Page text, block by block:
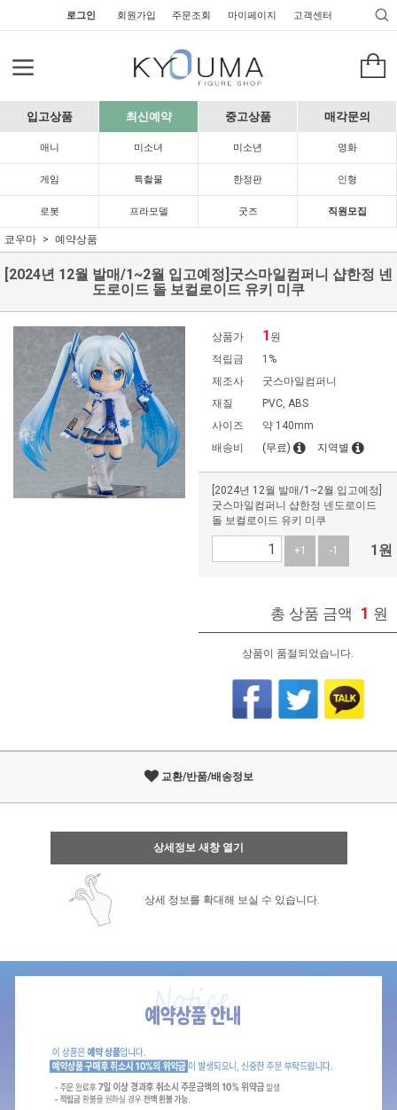
로그인 회원가입 주문조회 마이페이지 고객센터
입고상품 최신예약 중고상품 매각문의
애니 미소녀 미소년 영화
게임 특촬물 한정판 인형
로봇 프라모델 굿즈 직원모집
쿄우마 예약상품
[2024년 12월 발매/1~2월 입고예정]굿스마일컴퍼니 샵한정 넨
도로이드 돌 보컬로이드 유키 미쿠
상품가 1 원
적립금
1%
제조사
굿스마일컴퍼니
재질
PVC, ABS
사이즈
약 140mm
배송비
(무료) 지역별
[2024년 12월 발매/1~2월 입고예정]
굿스마일컴퍼니 샵한정 넨도로이드
돌 보컬로이드 유키 미쿠
+1 -1 1 원
총 상품 금액 1 원
상품이 품절되었습니다.
교환/반품/배송정보
상세정보 새창 열기
상세 정보를 확대해 보실 수 있습니다.